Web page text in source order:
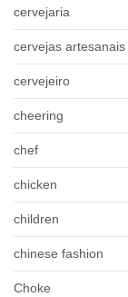
cervejaria
cervejas artesanais
cervejeiro
cheering
chef
chicken
children
chinese fashion
Choke